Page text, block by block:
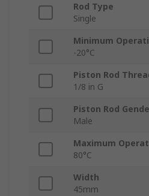
Rod Type
Single
Minimum
-20°C
Piston Rod
1/8 in G
Piston Rod
Male
Maximum
80°C
Width
45mm